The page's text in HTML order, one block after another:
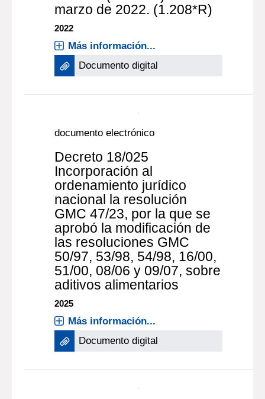
documento electrónico
Decreto 168/022 Fíjase el
valor del Índice Medio del
Incremento de los Precios
de Venta de los Inmuebles
Rurales (IMIPVIR) al 31 de
Documento digital
documento electrónico
Decreto 18/025
Incorporación al
ordenamiento jurídico
nacional la resolución
GMC 47/23, por la que se
aprobó la modificación de
las resoluciones GMC
50/97, 53/98, 54/98, 16/00,
51/00, 08/06 y 09/07, sobre